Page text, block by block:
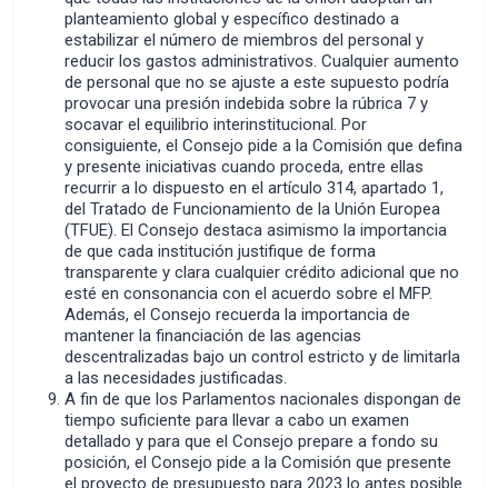
planteamiento global y específico destinado a
estabilizar el número de miembros del personal y
reducir los gastos administrativos. Cualquier aumento
de personal que no se ajuste a este supuesto podría
provocar una presión indebida sobre la rúbrica 7 y
socavar el equilibrio interinstitucional. Por
consiguiente, el Consejo pide a la Comisión que defina
y presente iniciativas cuando proceda, entre ellas
recurrir a lo dispuesto en el artículo 314, apartado 1,
del Tratado de Funcionamiento de la Unión Europea
(TFUE). El Consejo destaca asimismo la importancia
de que cada institución justifique de forma
transparente y clara cualquier crédito adicional que no
esté en consonancia con el acuerdo sobre el MFP.
Además, el Consejo recuerda la importancia de
mantener la financiación de las agencias
descentralizadas bajo un control estricto y de limitarla
a las necesidades justificadas.
A fin de que los Parlamentos nacionales dispongan de
tiempo suficiente para llevar a cabo un examen
detallado y para que el Consejo prepare a fondo su
posición, el Consejo pide a la Comisión que presente
el proyecto de presupuesto para 2023 lo antes posible